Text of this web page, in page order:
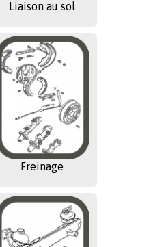
Liaison au sol
Freinage